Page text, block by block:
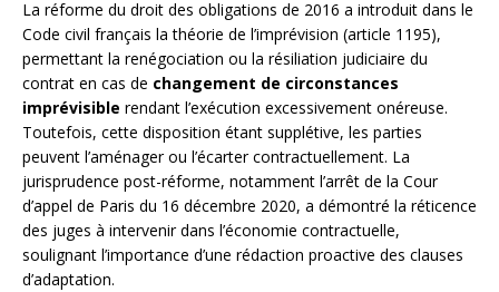
La réforme du droit des obligations de 2016 a introduit dans le
Code civil français la théorie de l’imprévision (article 1195),
permettant la renégociation ou la résiliation judiciaire du
contrat en cas de changement de circonstances
imprévisible rendant l’exécution excessivement onéreuse.
Toutefois, cette disposition étant supplétive, les parties
peuvent l’aménager ou l’écarter contractuellement. La
jurisprudence post-réforme, notamment l’arrêt de la Cour
d’appel de Paris du 16 décembre 2020, a démontré la réticence
des juges à intervenir dans l’économie contractuelle,
soulignant l’importance d’une rédaction proactive des clauses
d’adaptation.